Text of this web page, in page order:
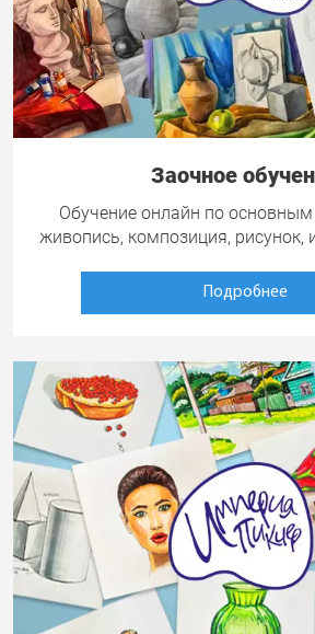
Заочное
Обучение онлайн по
живопись, композиция, рисунок,
Подробнее